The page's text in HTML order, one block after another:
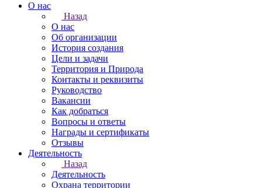
О нас
Назад
О нас
Об организации
История создания
Цели и задачи
Территория и Природа
Контакты и реквизиты
Руководство
Вакансии
Как добраться
Вопросы и ответы
Награды и сертификаты
Отзывы
Деятельность
Назад
Деятельность
Охрана территории